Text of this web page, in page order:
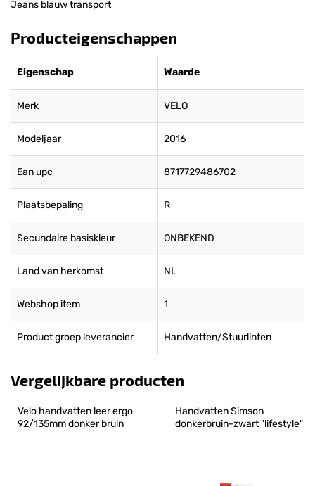
Jeans blauw transport
Producteigenschappen
Eigenschap Waarde
Merk VELO
Modeljaar 2016
Ean upc 8717729486702
Plaatsbepaling R
Secundaire basiskleur ONBEKEND
Land van herkomst NL
Webshop item 1
Product groep leverancier Handvatten/Stuurlinten
Vergelijkbare producten
Velo handvatten leer ergo
92/135mm donker bruin
Handvatten Simson
donkerbruin-zwart "lifestyle"